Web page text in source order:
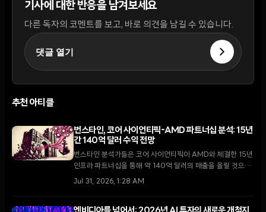
기사에 대한 반응을 남겨보세요
다른 독자의 코멘트를 보고, 바로 의견을 남길 수 있습니다.
댓글 열기
추천 아티클
번스타인, 코어 사이언티픽-AMD 파트너십 분석: 15년
간 140억 달러 수익 전망
번스타인 분석가들은 코어 사이언티픽이 AMD와 체결한 15년
인프라 파트너십을 통해 약 140억 달러의 매출을 올릴 것으로
전망했다. 이번 계약은 비트코인 채굴 기업에서 고성능 컴퓨팅
Jul 31, 2026, 1:28 AM